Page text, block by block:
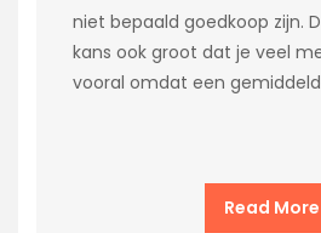
niet bepaald goedkoop zijn.
kans ook groot dat je veel
vooral omdat een
Read More